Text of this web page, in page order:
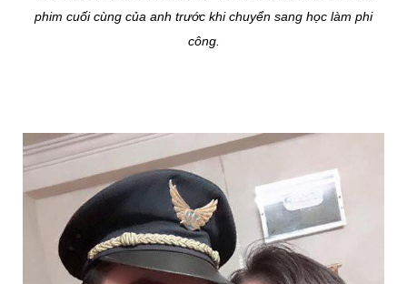
phim cuối cùng của anh trước khi chuyển sang học làm phi
công.